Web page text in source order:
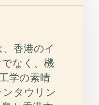
香港のイ
なく、機
学の素晴
タウリン